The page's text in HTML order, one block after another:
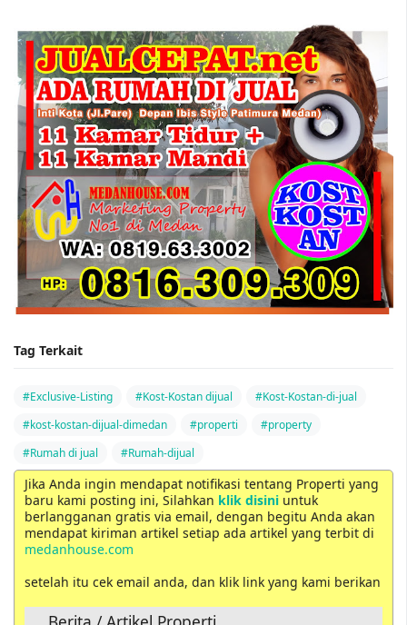
Tag Terkait
#Exclusive-Listing #Kost-Kostan dijual
#Kost-Kostan-di-jual
#kost-kostan-dijual-dimedan
#properti
#property
#Rumah di jual
#Rumah-dijual
Jika Anda ingin mendapat notifikasi tentang Properti yang
baru kami posting ini, Silahkan klik disini untuk
berlangganan gratis via email, dengan begitu Anda akan
mendapat kiriman artikel setiap ada artikel yang terbit di
medanhouse.com
setelah itu cek email anda, dan klik link yang kami berikan